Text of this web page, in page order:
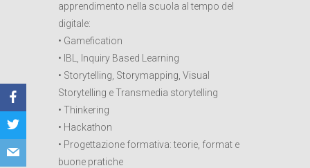
apprendimento nella scuola al tempo del
digitale:
• Gamefication
• IBL, Inquiry Based Learning
• Storytelling, Storymapping, Visual
Storytelling e Transmedia storytelling
• Thinkering
• Hackathon
• Progettazione formativa: teorie, format e
buone pratiche